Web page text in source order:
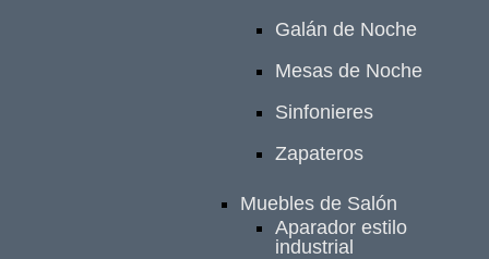
Galán de Noche
Mesas de Noche
Sinfonieres
Zapateros
Muebles de Salón
Aparador estilo
industrial